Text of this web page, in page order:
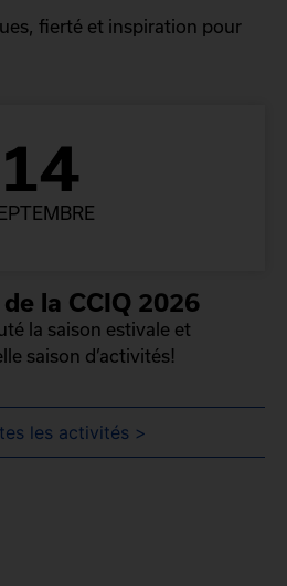
fierté et inspiration pour
14
la CCIQ 2026
la saison estivale et
saison d’activités!
les activités >